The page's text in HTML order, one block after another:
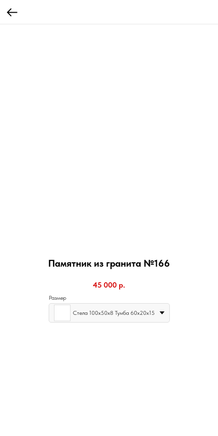
Памятник из гранита №166
45 000 р.
Размер
Стела 100х50х8 Тумба 60х20х15